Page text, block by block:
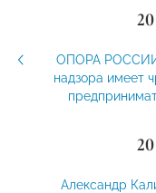
ОПОРА РОССИИ:
надзора имеет
Александр